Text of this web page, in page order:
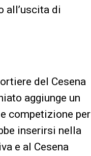
all’uscita di
del Cesena
aggiunge un
competizione per
inserirsi nella
e al Cesena